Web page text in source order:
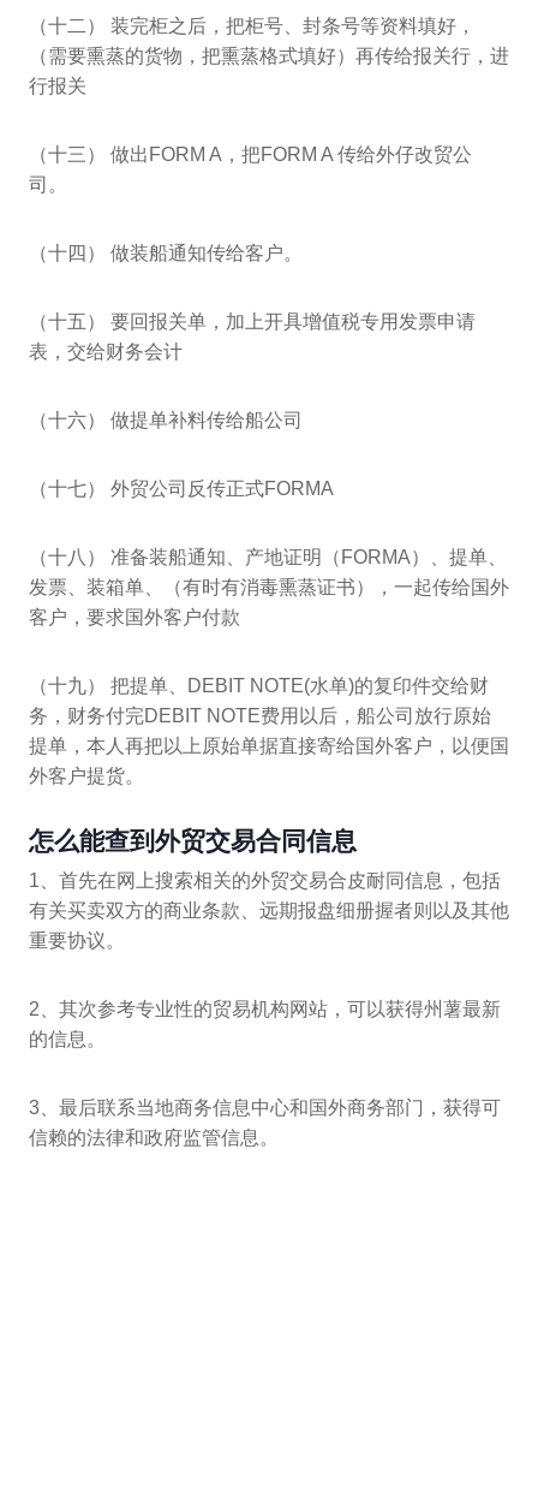
（十二） 装完柜之后，把柜号、封条号等资料填好，
（需要熏蒸的货物，把熏蒸格式填好）再传给报关行，进
行报关
（十三） 做出FORM A，把FORM A 传给外仔改贸公
司。
（十四） 做装船通知传给客户。
（十五） 要回报关单，加上开具增值税专用发票申请
表，交给财务会计
（十六） 做提单补料传给船公司
（十七） 外贸公司反传正式FORMA
（十八） 准备装船通知、产地证明（FORMA）、提单、
发票、装箱单、（有时有消毒熏蒸证书），一起传给国外
客户，要求国外客户付款
（十九） 把提单、DEBIT NOTE(水单)的复印件交给财
务，财务付完DEBIT NOTE费用以后，船公司放行原始
提单，本人再把以上原始单据直接寄给国外客户，以便国
外客户提货。
怎么能查到外贸交易合同信息
1、首先在网上搜索相关的外贸交易合皮耐同信息，包括
有关买卖双方的商业条款、远期报盘细册握者则以及其他
重要协议。
2、其次参考专业性的贸易机构网站，可以获得州薯最新
的信息。
3、最后联系当地商务信息中心和国外商务部门，获得可
信赖的法律和政府监管信息。